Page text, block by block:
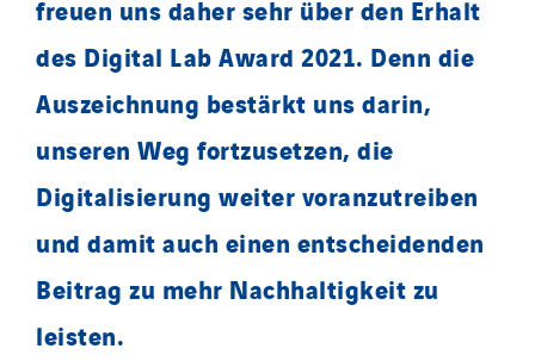
freuen uns daher sehr über den Erhalt
des Digital Lab Award 2021. Denn die
Auszeichnung bestärkt uns darin,
unseren Weg fortzusetzen, die
Digitalisierung weiter voranzutreiben
und damit auch einen entscheidenden
Beitrag zu mehr Nachhaltigkeit zu
leisten.